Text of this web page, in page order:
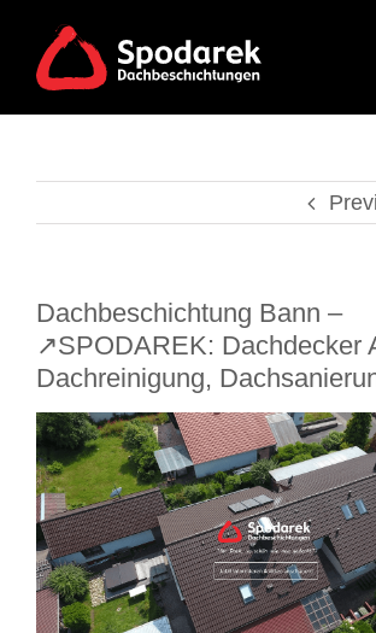
content
Dachbeschichtung Bann –
↗️SPODAREK: Dachdecker
Dachreinigung,